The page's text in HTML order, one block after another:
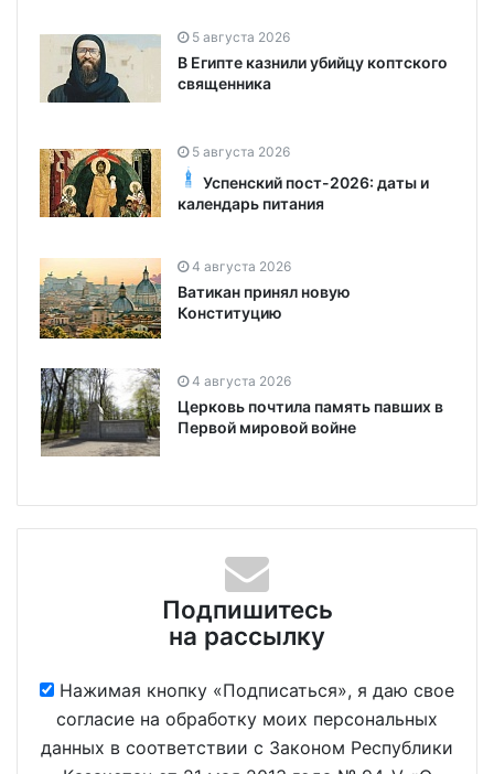
5 августа 2026
В Египте казнили убийцу коптского
священника
5 августа 2026
Успенский пост-2026: даты и
календарь питания
4 августа 2026
Ватикан принял новую
Конституцию
4 августа 2026
Церковь почтила память павших в
Первой мировой войне
Подпишитесь
на рассылку
Нажимая кнопку «Подписаться», я даю свое
согласие на обработку моих персональных
данных в соответствии с Законом Республики